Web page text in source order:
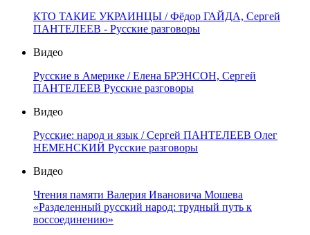
КТО ТАКИЕ УКРАИНЦЫ / Фёдор ГАЙДА, Сергей
ПАНТЕЛЕЕВ - Русские разговоры
Видео
Русские в Америке / Елена БРЭНСОН, Сергей
ПАНТЕЛЕЕВ Русские разговоры
Видео
Русские: народ и язык / Сергей ПАНТЕЛЕЕВ Олег
НЕМЕНСКИЙ Русские разговоры
Видео
Чтения памяти Валерия Ивановича Мошева
«Разделенный русский народ: трудный путь к
воссоединению»